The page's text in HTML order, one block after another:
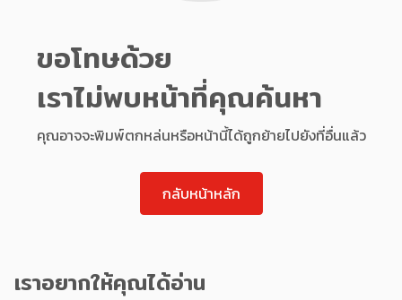
ขอโทษด้วย
เราไม่พบหน้าที่คุณค้นหา
คุณอาจจะพิมพ์ตกหล่นหรือหน้านี้ได้ถูกย้ายไปยังที่อื่นแล้ว
กลับหน้าหลัก
เราอยากให้คุณได้อ่าน